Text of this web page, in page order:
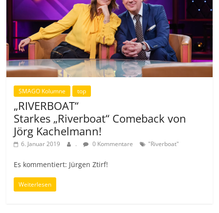
SMAGO Kolumne top
„RIVERBOAT“
Starkes „Riverboat“ Comeback von
Jörg Kachelmann!
6. Januar 2019 . 0 Kommentare "Riverboat"
Es kommentiert: Jürgen Ztirf!
Weiterlesen